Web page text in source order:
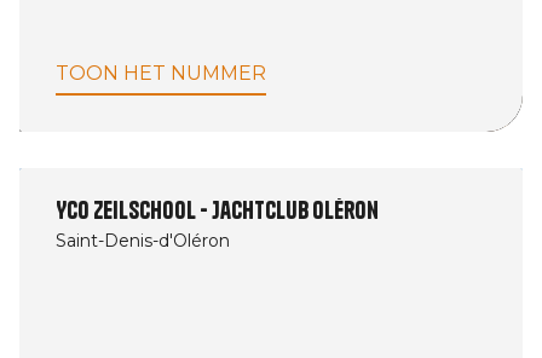
TOON HET NUMMER
YCO Zeilschool - Jachtclub Oléron
Saint-Denis-d'Oléron